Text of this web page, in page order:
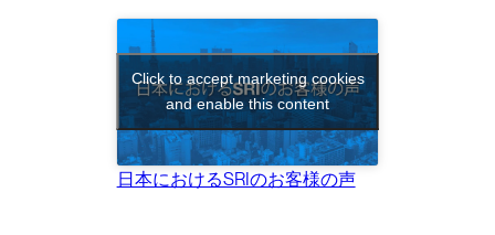
Click to accept marketing cookies
and enable this content
日本におけるSRIのお客様の声